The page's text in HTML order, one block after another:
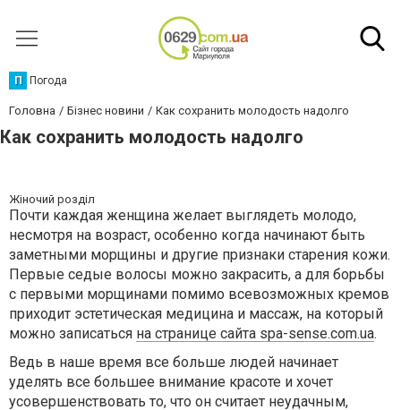
П Погода
Головна Бізнес новини Как сохранить молодость надолго
Как сохранить молодость надолго
Жіночий розділ
Почти каждая женщина желает выглядеть молодо,
несмотря на возраст, особенно когда начинают быть
заметными морщины и другие признаки старения кожи.
Первые седые волосы можно закрасить, а для борьбы
с первыми морщинами помимо всевозможных кремов
приходит эстетическая медицина и массаж, на который
можно записаться на странице сайта spa-sense.com.ua.
Ведь в наше время все больше людей начинает
уделять все большее внимание красоте и хочет
усовершенствовать то, что он считает неудачным,